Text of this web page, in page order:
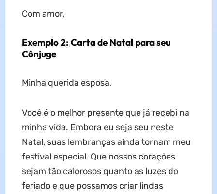
Com amor,
Exemplo 2: Carta de Natal para seu
Cônjuge
Minha querida esposa,
Você é o melhor presente que já recebi na
minha vida. Embora eu seja seu neste
Natal, suas lembranças ainda tornam meu
festival especial. Que nossos corações
sejam tão calorosos quanto as luzes do
feriado e que possamos criar lindas